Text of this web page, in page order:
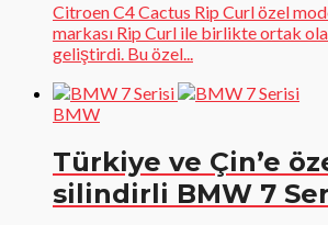
Citroen C4 Cactus Rip Curl özel
markası Rip Curl ile birlikte ortak
geliştirdi. Bu özel...
BMW
Türkiye ve Çin’e
silindirli BMW 7